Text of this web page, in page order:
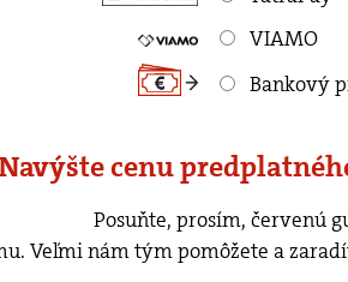
VIAMO
Bankový
cenu
Veľmi nám tým pomôžete a